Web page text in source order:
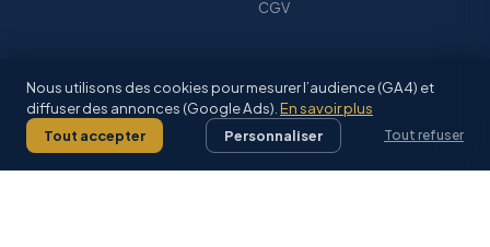
CGV
© IFCE SARL · Association StudyPlus · Certification Qualiopi · CFA
Grand-Est Alsace
Mentions légales
Facebook·Inscriptions 2026–2027
Nous utilisons des cookies pour mesurer l’audience (GA4) et
diffuser des annonces (Google Ads). En savoir plus
Tout accepter Personnaliser Tout refuser